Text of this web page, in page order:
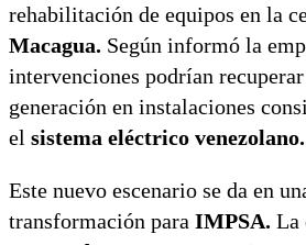
rehabilitación de equipos en la
Macagua. Según informó la
intervenciones podrían
generación en instalaciones
el sistema eléctrico venezolano.
Este nuevo escenario se da en
transformación para IMPSA. La